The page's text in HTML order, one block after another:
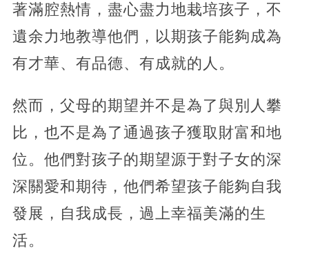
著滿腔熱情，盡心盡力地栽培孩子，不
遺余力地教導他們，以期孩子能夠成為
有才華、有品德、有成就的人。
然而，父母的期望并不是為了與別人攀
比，也不是為了通過孩子獲取財富和地
位。他們對孩子的期望源于對子女的深
深關愛和期待，他們希望孩子能夠自我
發展，自我成長，過上幸福美滿的生
活。